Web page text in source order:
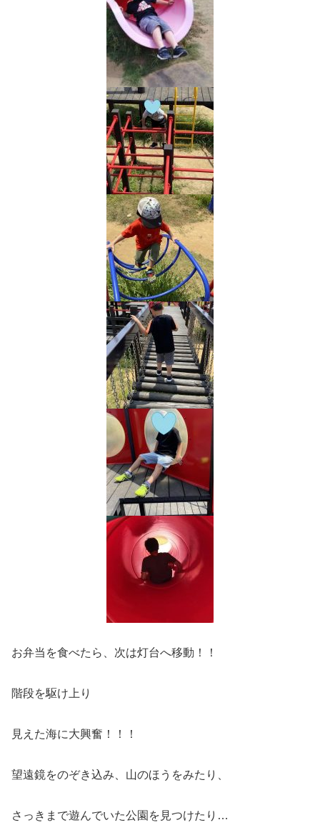
お弁当を食べたら、次は灯台へ移動！！
階段を駆け上り
見えた海に大興奮！！！
望遠鏡をのぞき込み、山のほうをみたり、
さっきまで遊んでいた公園を見つけたり…